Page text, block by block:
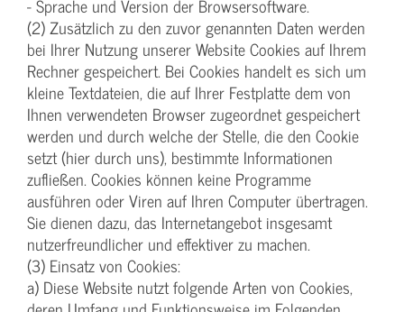
- Sprache und Version der Browsersoftware.
(2) Zusätzlich zu den zuvor genannten Daten werden
bei Ihrer Nutzung unserer Website Cookies auf Ihrem
Rechner gespeichert. Bei Cookies handelt es sich um
kleine Textdateien, die auf Ihrer Festplatte dem von
Ihnen verwendeten Browser zugeordnet gespeichert
werden und durch welche der Stelle, die den Cookie
setzt (hier durch uns), bestimmte Informationen
zufließen. Cookies können keine Programme
ausführen oder Viren auf Ihren Computer übertragen.
Sie dienen dazu, das Internetangebot insgesamt
nutzerfreundlicher und effektiver zu machen.
(3) Einsatz von Cookies:
a) Diese Website nutzt folgende Arten von Cookies,